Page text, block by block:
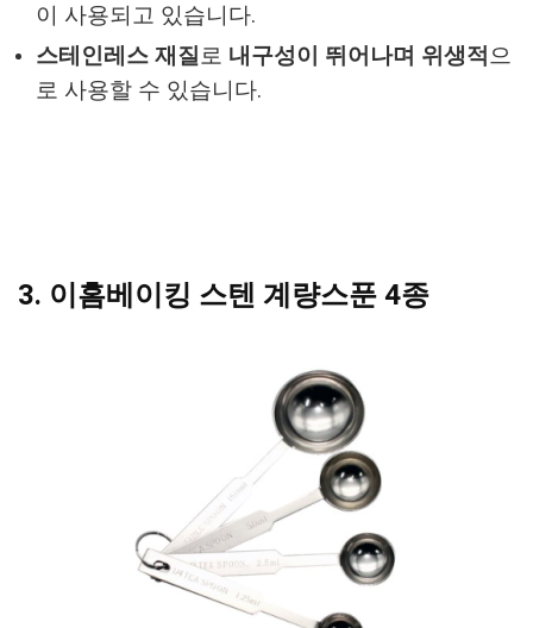
이 사용되고 있습니다.
스테인레스 재질로 내구성이 뛰어나며 위생적 으
로 사용할 수 있습니다.
3. 이홈베이킹 스텐 계량스푼 4종